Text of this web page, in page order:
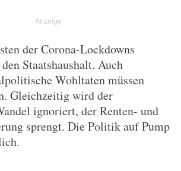
der Corona-Lockdowns
Staatshaushalt. Auch
Wohltaten müssen
Gleichzeitig wird der
ignoriert, der Renten- und
sprengt. Die Politik auf Pump